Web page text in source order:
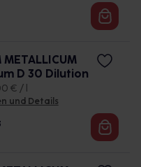
METALLICUM
D 30 Dilution
€ / l
und Details